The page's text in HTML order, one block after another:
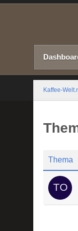
Kaffee-
Thema